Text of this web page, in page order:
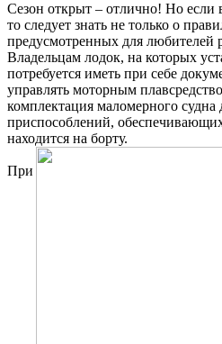
Сезон открыт – отлично! Но если
то следует знать не только о
предусмотренных для любителей
Владельцам лодок, на которых
потребуется иметь при себе
управлять моторным
комплектация маломерного
приспособлений,
находится на борту.
При